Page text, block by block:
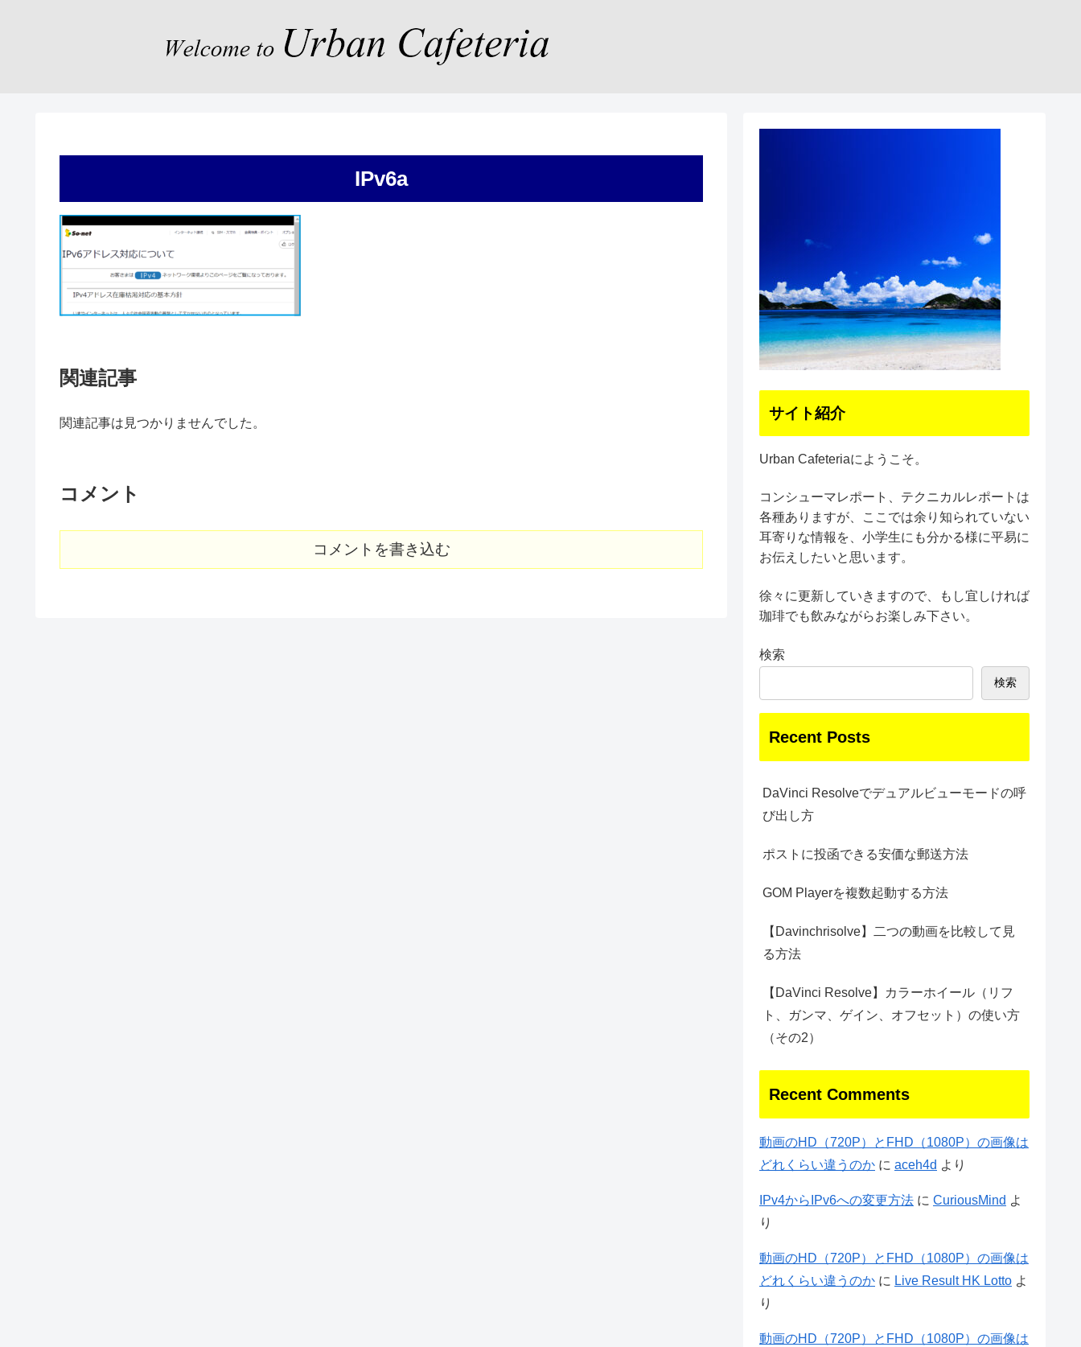
IPv6a
関連記事
関連記事は見つかりませんでした。
コメント
コメントを書き込む
サイト紹介
Urban Cafeteriaにようこそ。
コンシューマレポート、テクニカルレポートは
各種ありますが、ここでは余り知られていない
耳寄りな情報を、小学生にも分かる様に平易に
お伝えしたいと思います。
徐々に更新していきますので、もし宜しければ
珈琲でも飲みながらお楽しみ下さい。
検索
検索
Recent Posts
DaVinci Resolveでデュアルビューモードの呼
び出し方
ポストに投函できる安価な郵送方法
GOM Playerを複数起動する方法
【Davinchrisolve】二つの動画を比較して見
る方法
【DaVinci Resolve】カラーホイール（リフ
ト、ガンマ、ゲイン、オフセット）の使い方
（その2）
Recent Comments
動画のHD（720P）とFHD（1080P）の画像は
どれくらい違うのか に aceh4d より
IPv4からIPv6への変更方法 に CuriousMind よ
り
動画のHD（720P）とFHD（1080P）の画像は
どれくらい違うのか に Live Result HK Lotto よ
り
動画のHD（720P）とFHD（1080P）の画像は